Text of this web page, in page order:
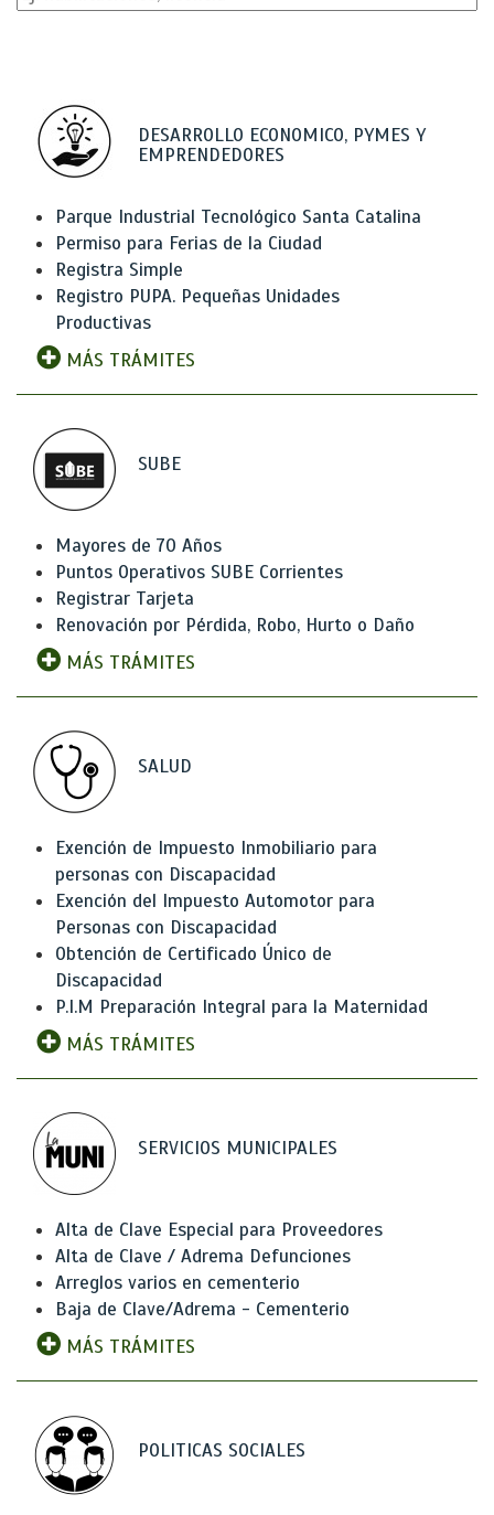
DESARROLLO ECONOMICO, PYMES Y
EMPRENDEDORES
Parque Industrial Tecnológico Santa Catalina
Permiso para Ferias de la Ciudad
Registra Simple
Registro PUPA. Pequeñas Unidades
Productivas
MÁS TRÁMITES
SUBE
Mayores de 70 Años
Puntos Operativos SUBE Corrientes
Registrar Tarjeta
Renovación por Pérdida, Robo, Hurto o Daño
MÁS TRÁMITES
SALUD
Exención de Impuesto Inmobiliario para
personas con Discapacidad
Exención del Impuesto Automotor para
Personas con Discapacidad
Obtención de Certificado Único de
Discapacidad
P.I.M Preparación Integral para la Maternidad
MÁS TRÁMITES
SERVICIOS MUNICIPALES
Alta de Clave Especial para Proveedores
Alta de Clave / Adrema Defunciones
Arreglos varios en cementerio
Baja de Clave/Adrema - Cementerio
MÁS TRÁMITES
POLITICAS SOCIALES